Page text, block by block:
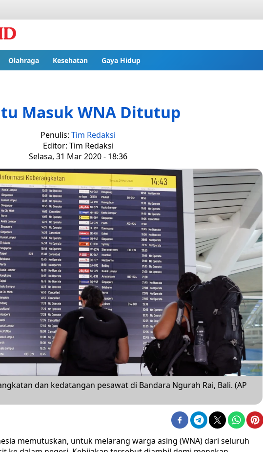
Olahraga Kesehatan Gaya Hidup
Masuk WNA Ditutup
Penulis: Tim Redaksi
Editor: Tim Redaksi
Selasa, 31 Mar 2020 - 18:36
dan kedatangan pesawat di Bandara Ngurah Rai, Bali. (AP
memutuskan, untuk melarang warga asing (WNA) dari seluruh